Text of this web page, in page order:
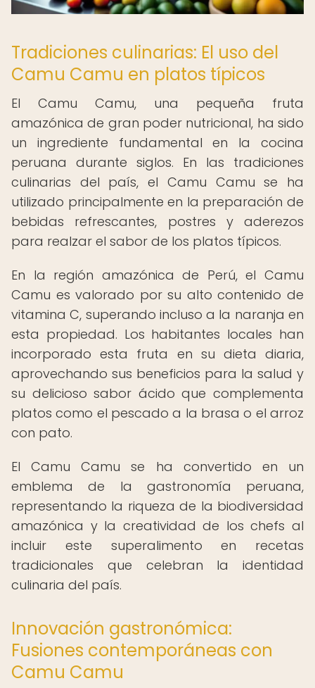
Tradiciones culinarias: El uso del
Camu Camu en platos típicos
El Camu Camu, una pequeña fruta
amazónica de gran poder nutricional, ha sido
un ingrediente fundamental en la cocina
peruana durante siglos. En las tradiciones
culinarias del país, el Camu Camu se ha
utilizado principalmente en la preparación de
bebidas refrescantes, postres y aderezos
para realzar el sabor de los platos típicos.
En la región amazónica de Perú, el Camu
Camu es valorado por su alto contenido de
vitamina C, superando incluso a la naranja en
esta propiedad. Los habitantes locales han
incorporado esta fruta en su dieta diaria,
aprovechando sus beneficios para la salud y
su delicioso sabor ácido que complementa
platos como el pescado a la brasa o el arroz
con pato.
El Camu Camu se ha convertido en un
emblema de la gastronomía peruana,
representando la riqueza de la biodiversidad
amazónica y la creatividad de los chefs al
incluir este superalimento en recetas
tradicionales que celebran la identidad
culinaria del país.
Innovación gastronómica:
Fusiones contemporáneas con
Camu Camu